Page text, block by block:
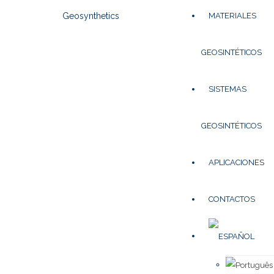
MATERIALES
GEOSINTÉTICOS
SISTEMAS
GEOSINTÉTICOS
APLICACIONES
CONTACTOS